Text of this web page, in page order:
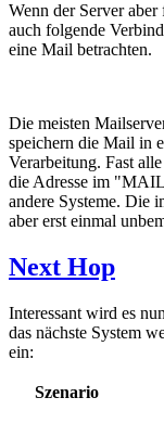
Wenn der Server
auch folgende
eine Mail betrachten.
Die meisten
speichern die Mail in
Verarbeitung. Fast
die Adresse im
andere Systeme. Die
aber erst einmal
Next Hop
Interessant wird es
das nächste System
ein:
Szenario